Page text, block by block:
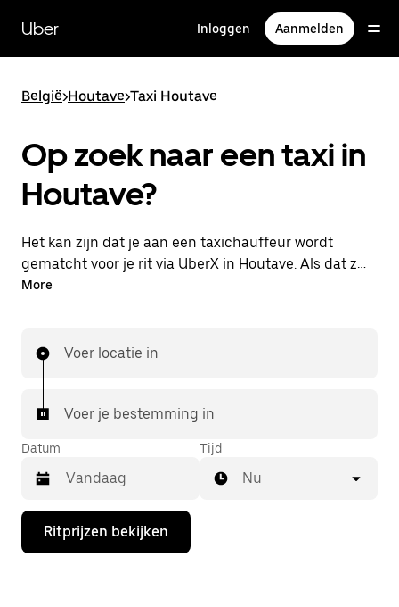
naar
hoofdinhoud
Uber Inloggen Aanmelden
België>Houtave>Taxi Houtave
Op zoek naar een taxi in
Houtave?
Het kan zijn dat je aan een taxichauffeur wordt
gematcht voor je rit via UberX in Houtave. Als dat zo
is, profiteer je van dezelfde 24/7 beschikbaarheid en
More
Voer locatie in
Voer je bestemming in
Datum
Druk
de
Tijd
Nu
Ritprijzen bekijken